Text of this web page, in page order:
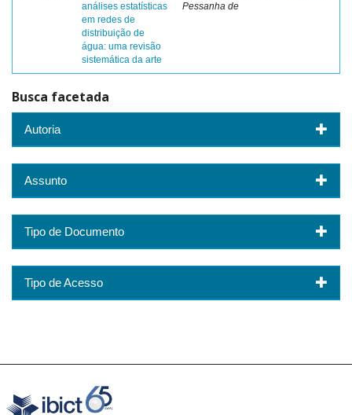
análises estatísticas
em redes de
distribuição de
água: uma revisão
sistemática da arte
Pessanha de
Busca facetada
Autoria
Assunto
Tipo de Documento
Tipo de Acesso